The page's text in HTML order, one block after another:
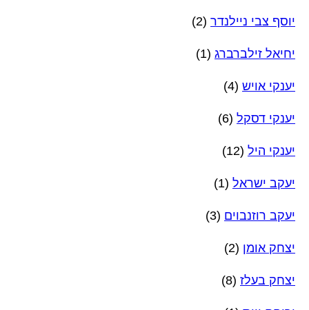
יוסף צבי ניילנדר (2)
יחיאל זילברברג (1)
יענקי אויש (4)
יענקי דסקל (6)
יענקי היל (12)
יעקב ישראל (1)
יעקב רוזנבוים (3)
יצחק אומן (2)
יצחק בעלז (8)